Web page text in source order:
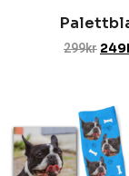
299kr 249